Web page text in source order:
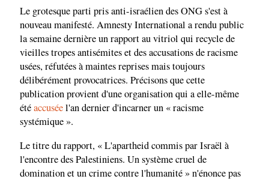
Le grotesque parti pris anti-israélien des ONG s'est à
nouveau manifesté. Amnesty International a rendu public
la semaine dernière un rapport au vitriol qui recycle de
vieilles tropes antisémites et des accusations de racisme
usées, réfutées à maintes reprises mais toujours
délibérément provocatrices. Précisons que cette
publication provient d'une organisation qui a elle-même
étéaccuséel'an dernier d'incarner un « racisme
systémique ».
Le titre du rapport, « L'apartheid commis par Israël à
l'encontre des Palestiniens. Un système cruel de
domination et un crime contre l'humanité » n'énonce pas